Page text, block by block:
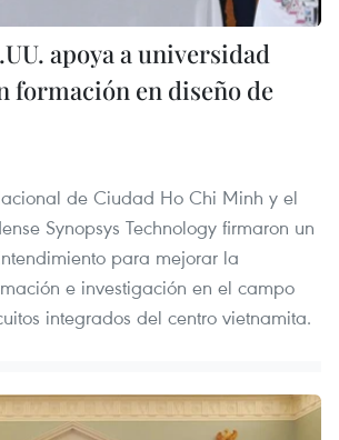
apoya a universidad
formación en diseño de
de Ciudad Ho Chi Minh y el
Synopsys Technology firmaron un
para mejorar la
e investigación en el campo
integrados del centro vietnamita.